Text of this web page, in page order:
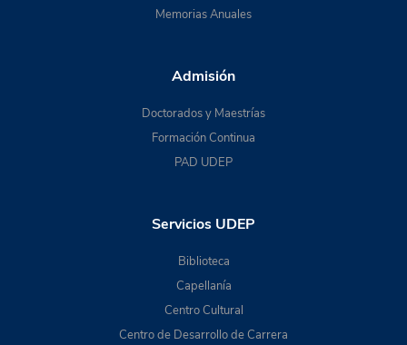
Memorias Anuales
Admisión
Doctorados y Maestrías
Formación Continua
PAD UDEP
Servicios UDEP
Biblioteca
Capellanía
Centro Cultural
Centro de Desarrollo de Carrera